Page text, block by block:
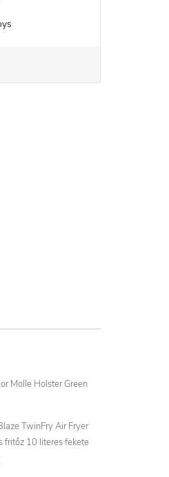
Molle Holster Green
TwinFry Air Fryer
fritőz 10 literes fekete